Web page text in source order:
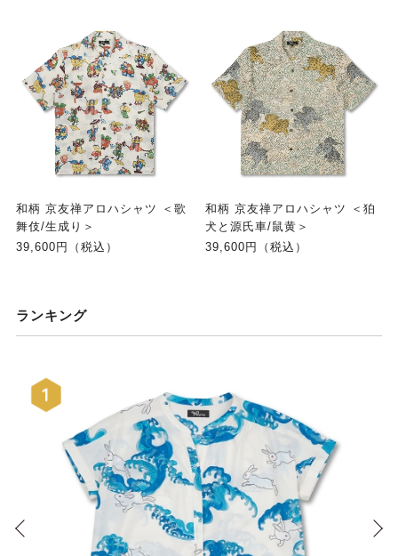
和柄 京友禅アロハシャツ ＜歌
舞伎/生成り＞
39,600円（税込）
和柄 京友禅アロハシャツ ＜狛
犬と源氏車/鼠黄＞
39,600円（税込）
ランキング